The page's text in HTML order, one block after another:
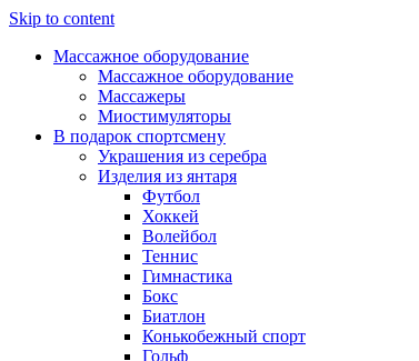
Skip to content
Массажное оборудование
Массажное оборудование
Массажеры
Миостимуляторы
В подарок спортсмену
Украшения из серебра
Изделия из янтаря
Футбол
Хоккей
Волейбол
Теннис
Гимнастика
Бокс
Биатлон
Конькобежный спорт
Гольф